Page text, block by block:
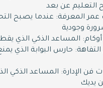
التعليم عن بعد
المعرفة: عندما يصبح
وجودية
المساعد الذكي الذي
حارس البوابة الذي
فن الإدارة: المساعد الذكي
يديك